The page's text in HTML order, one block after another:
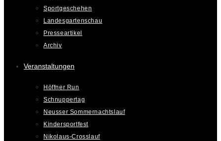
Sportgeschehen
Landesgartenschau
Presseartikel
Archiv
Veranstaltungen
Höffner Run
Schnuppertag
Neusser Sommernachtslauf
Kindersportfest
Nikolaus-Crosslauf